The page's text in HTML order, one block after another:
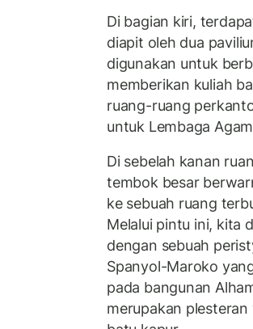
Di bagian kiri,
diapit oleh dua
digunakan untuk
memberikan kuliah
ruang-ruang
untuk Lembaga
Di sebelah kanan
tembok besar
ke sebuah ruang
Melalui pintu ini, kita
dengan sebuah
Spanyol-Maroko
pada bangunan
merupakan